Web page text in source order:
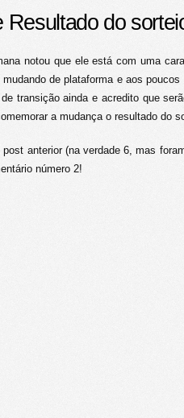
Resultado do
notou que ele está com uma
de plataforma e aos
transição ainda e acredito que
a mudança o resultado do
anterior (na verdade 6, mas
número 2!